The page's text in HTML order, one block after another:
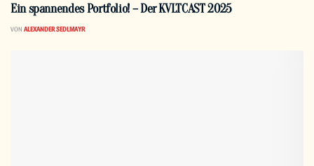
Ein spannendes Portfolio! – Der KVLTCAST 2025
VON ALEXANDER SEDLMAYR